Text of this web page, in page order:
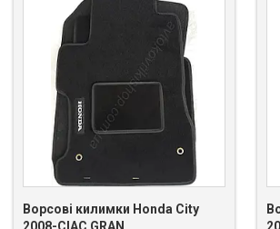
Ворсові килимки Honda City
2008-CIAC GRAN